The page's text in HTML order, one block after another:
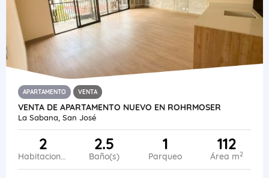
APARTAMENTO VENTA
VENTA DE APARTAMENTO NUEVO EN ROHRMOSER
La Sabana, San José
2
Habitaciones
2.5
Baño(s)
1
Parqueo
112
Área m2